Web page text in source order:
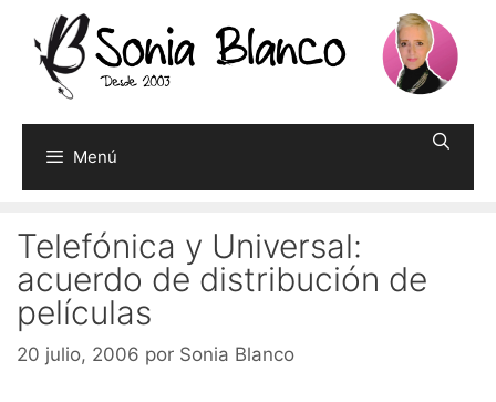
contenido
Menú
Telefónica y Universal:
acuerdo de distribución de
películas
20 julio, 2006 por Sonia Blanco